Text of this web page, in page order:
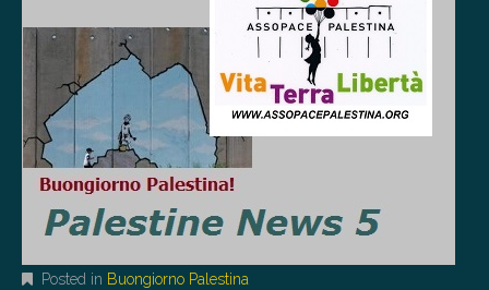
Posted in Buongiorno Palestina